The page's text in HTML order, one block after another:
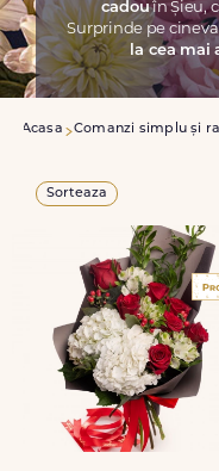
cadouîn Șieu,
Surprinde pe
la cea mai
Acasa Comanzi simplu și
Sorteaza